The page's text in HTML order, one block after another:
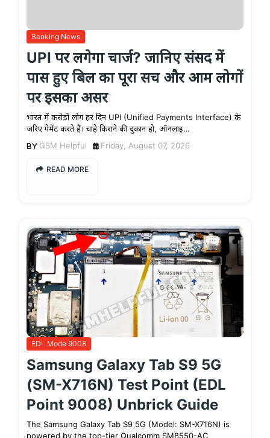
Banking News
UPI पर लगेगा चार्ज? जानिए संसद में
पास हुए बिल का पूरा सच और आम लोगों
पर इसका असर
भारत में करोड़ों लोग हर दिन UPI (Unified Payments Interface) के
जरिए पेमेंट करते हैं। चाहे किराने की दुकान हो, ऑनलाइ…
GSM Helpful
Friday, August 07, 2026
READ MORE
EDL Mode 9008
Samsung Galaxy Tab S9 5G
(SM-X716N) Test Point (EDL
Point 9008) Unbrick Guide
The Samsung Galaxy Tab S9 5G (Model: SM-X716N) is
powered by the top-tier Qualcomm SM8550-AC